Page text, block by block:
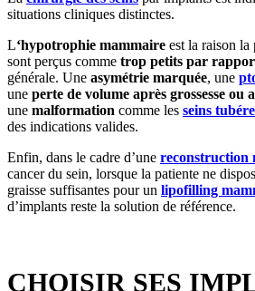
situations cliniques distinctes.
L‘hypotrophie mammaire est la raison la
sont perçus comme trop petits par
générale. Une asymétrie marquée, une
une perte de volume après grossesse ou
une malformation comme les seins
des indications valides.
Enfin, dans le cadre d’une reconstruction
cancer du sein, lorsque la patiente ne
graisse suffisantes pour un lipofilling
d’implants reste la solution de référence.
CHOISIR SES